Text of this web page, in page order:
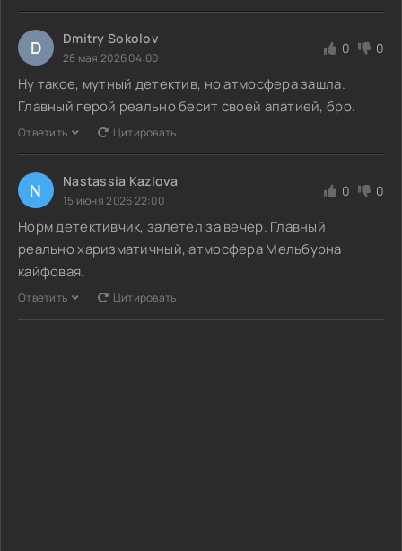
D Dmitry Sokolov
28 мая 2026 04:00
0 0
Ну такое, мутный детектив, но атмосфера зашла.
Главный герой реально бесит своей апатией, бро.
Ответить Цитировать
N Nastassia Kazlova
15 июня 2026 22:00
0 0
Норм детективчик, залетел за вечер. Главный
реально харизматичный, атмосфера Мельбурна
кайфовая.
Ответить Цитировать